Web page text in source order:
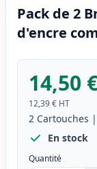
Pack de 2
d'encre
14,50
12,39 € HT
2 Cartouches |
En stock
Quantité